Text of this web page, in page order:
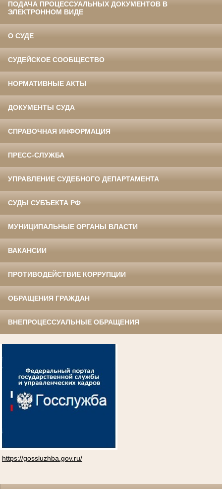
ПОДАЧА ПРОЦЕССУАЛЬНЫХ ДОКУМЕНТОВ В
ЭЛЕКТРОННОМ ВИДЕ
О СУДЕ
СУДЕЙСКОЕ СООБЩЕСТВО
НОРМАТИВНЫЕ АКТЫ
ДОКУМЕНТЫ СУДА
СПРАВОЧНАЯ ИНФОРМАЦИЯ
ПРЕСС-СЛУЖБА
УПРАВЛЕНИЕ СУДЕБНОГО ДЕПАРТАМЕНТА
СУДЫ СУБЪЕКТА РФ
МУНИЦИПАЛЬНЫЕ ОРГАНЫ ВЛАСТИ
ВАКАНСИИ
ПРОТИВОДЕЙСТВИЕ КОРРУПЦИИ
ОБРАЩЕНИЯ ГРАЖДАН
ВНЕПРОЦЕССУАЛЬНЫЕ ОБРАЩЕНИЯ
https://gossluzhba.gov.ru/